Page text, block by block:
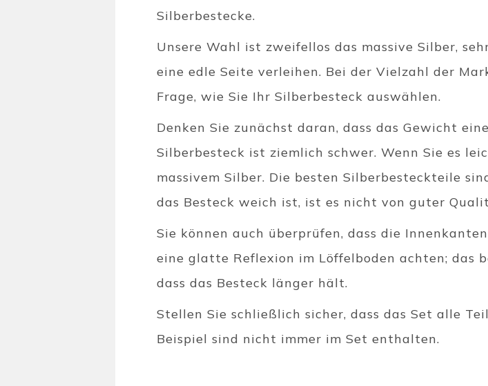
Silberbestecke.
Unsere Wahl ist zweifellos das massive Silber,
eine edle Seite verleihen. Bei der Vielzahl der
Frage, wie Sie Ihr Silberbesteck auswählen.
Denken Sie zunächst daran, dass das Gewicht
Silberbesteck ist ziemlich schwer. Wenn Sie es
massivem Silber. Die besten Silberbesteckteile
das Besteck weich ist, ist es nicht von guter
Sie können auch überprüfen, dass die
eine glatte Reflexion im Löffelboden achten; das
dass das Besteck länger hält.
Stellen Sie schließlich sicher, dass das Set alle
Beispiel sind nicht immer im Set enthalten.